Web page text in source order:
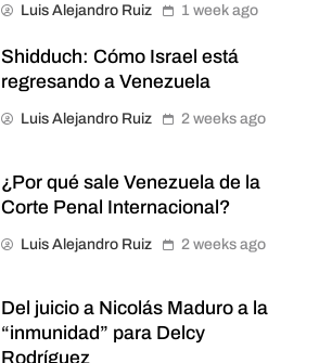
Luis Alejandro Ruiz 1 week ago
Shidduch: Cómo Israel está
regresando a Venezuela
Luis Alejandro Ruiz 2 weeks ago
¿Por qué sale Venezuela de la
Corte Penal Internacional?
Luis Alejandro Ruiz 2 weeks ago
Del juicio a Nicolás Maduro a la
“inmunidad” para Delcy
Rodríguez